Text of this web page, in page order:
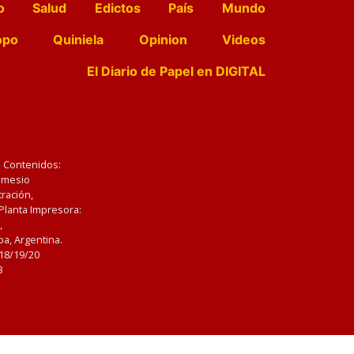
Salud Edictos País
Mundo
Quiniela Opinion
Videos
El Diario de Papel en DIGITAL
Impresora:
Argentina.
19/20